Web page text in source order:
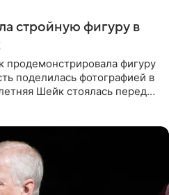
стройную фигуру в
фигуру
поделилась фотографией в
Шейк стоялась перед